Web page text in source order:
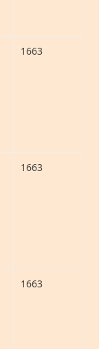
1663
1663
1663